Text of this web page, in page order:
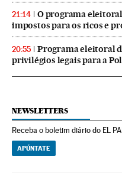
21:14
O programa
impostos para os ricos e
20:55
Programa eleitoral
privilégios legais para a
NEWSLETTERS
Receba o boletim diário do EL
APÚNTATE